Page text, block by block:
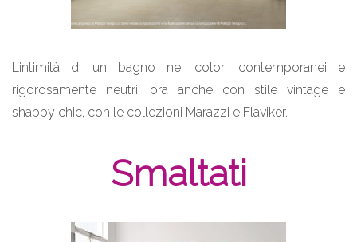
L’intimità di un bagno nei colori contemporanei e
rigorosamente neutri, ora anche con stile vintage e
shabby chic, con le collezioni Marazzi e Flaviker.
Smaltati